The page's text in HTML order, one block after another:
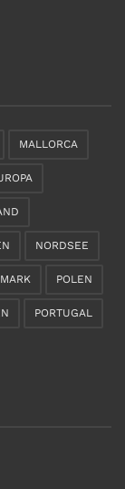
MALLORCA
NORDSEE
POLEN
PORTUGAL